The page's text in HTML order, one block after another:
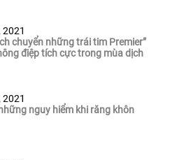
2021
chuyển những trái tim Premier”
điệp tích cực trong mùa dịch
2021
nguy hiểm khi răng khôn